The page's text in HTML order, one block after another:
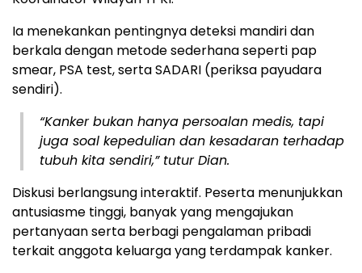
Ia menekankan pentingnya deteksi mandiri dan
berkala dengan metode sederhana seperti pap
smear, PSA test, serta SADARI (periksa payudara
sendiri).
“Kanker bukan hanya persoalan medis, tapi
juga soal kepedulian dan kesadaran terhadap
tubuh kita sendiri,” tutur Dian.
Diskusi berlangsung interaktif. Peserta menunjukkan
antusiasme tinggi, banyak yang mengajukan
pertanyaan serta berbagi pengalaman pribadi
terkait anggota keluarga yang terdampak kanker.